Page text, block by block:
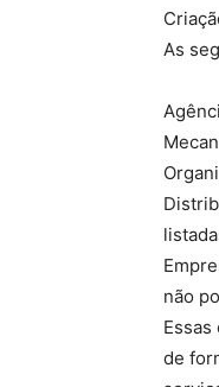
As
não
de